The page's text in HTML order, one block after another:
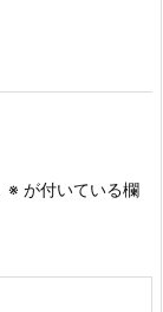
※ が付いている欄